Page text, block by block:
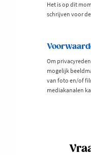
Het is op dit
schrijven voor
Om
mogelijk
van foto en/of
mediakanalen